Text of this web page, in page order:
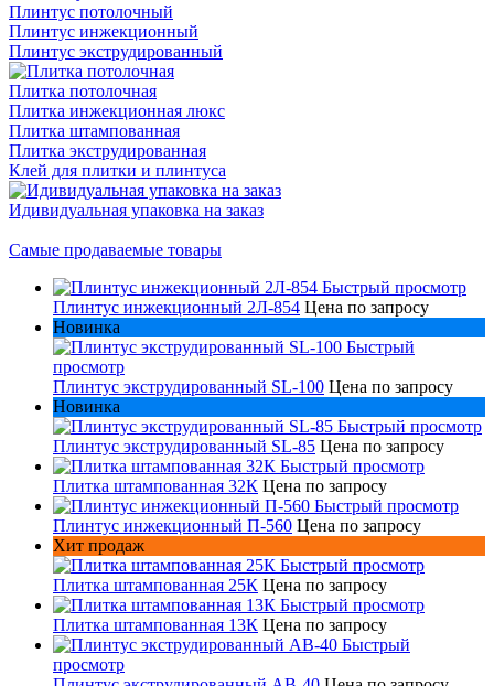
Плинтус потолочный
Плинтус инжекционный
Плинтус экструдированный
Плитка потолочная
Плитка инжекционная люкс
Плитка штампованная
Плитка экструдированная
Клей для плитки и плинтуса
Идивидуальная упаковка на заказ
Самые продаваемые товары
Быстрый просмотр
Плинтус инжекционный 2Л-854 Цена по запросу
Новинка
Быстрый
просмотр
Плинтус экструдированный SL-100 Цена по запросу
Новинка
Быстрый просмотр
Плинтус экструдированный SL-85 Цена по запросу
Быстрый просмотр
Плитка штампованная 32К Цена по запросу
Быстрый просмотр
Плинтус инжекционный П-560 Цена по запросу
Хит продаж
Быстрый просмотр
Плитка штампованная 25К Цена по запросу
Быстрый просмотр
Плитка штампованная 13К Цена по запросу
Быстрый
просмотр